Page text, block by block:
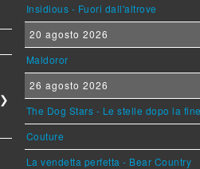
❯
Insidious - Fuori dall'altrove
20 agosto 2026
Maldoror
26 agosto 2026
The Dog Stars - Le stelle dopo la fine
Couture
La vendetta perfetta - Bear Country